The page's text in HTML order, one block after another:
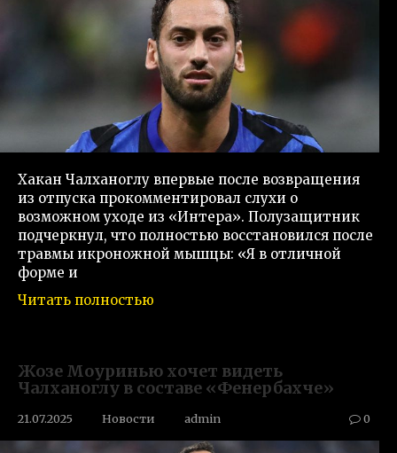
Хакан Чалханоглу впервые после возвращения
из отпуска прокомментировал слухи о
возможном уходе из «Интера». Полузащитник
подчеркнул, что полностью восстановился после
травмы икроножной мышцы: «Я в отличной
форме и
Читать полностью
Жозе Моуринью хочет видеть
Чалханоглу в составе «Фенербахче»
21.07.2025 Новости admin 0